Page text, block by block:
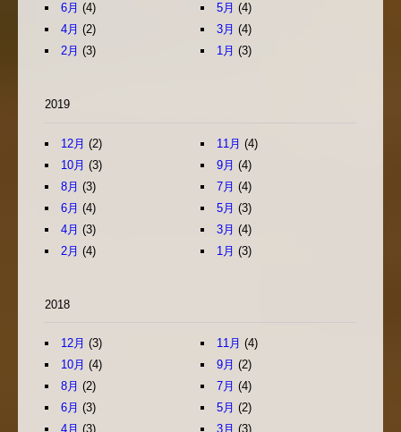
6月 (4) 5月 (4)
4月 (2) 3月 (4)
2月 (3) 1月 (3)
2019
12月 (2) 11月 (4)
10月 (3) 9月 (4)
8月 (3) 7月 (4)
6月 (4) 5月 (3)
4月 (3) 3月 (4)
2月 (4) 1月 (3)
2018
12月 (3) 11月 (4)
10月 (4) 9月 (2)
8月 (2) 7月 (4)
6月 (3) 5月 (2)
4月 (3) 3月 (3)